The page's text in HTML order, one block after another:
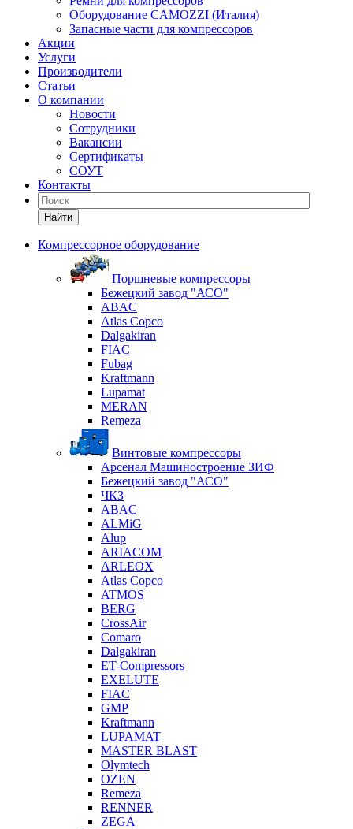
Оборудование CAMOZZI (Италия)
Запасные части для компрессоров
Акции
Услуги
Производители
Статьи
О компании
Новости
Сотрудники
Вакансии
Сертификаты
СОУТ
Контакты
Найти
Компрессорное оборудование
Поршневые компрессоры
Бежецкий завод "АСО"
ABAC
Atlas Copco
Dalgakiran
FIAC
Fubag
Kraftmann
Lupamat
MERAN
Remeza
Винтовые компрессоры
Арсенал Машиностроение ЗИФ
Бежецкий завод "АСО"
ЧКЗ
ABAC
ALMiG
Alup
ARIACOM
ARLEOX
Atlas Copco
ATMOS
BERG
CrossAir
Comaro
Dalgakiran
ET-Compressors
EXELUTE
FIAC
GMP
Kraftmann
LUPAMAT
MASTER BLAST
Olymtech
OZEN
Remeza
RENNER
ZEGA